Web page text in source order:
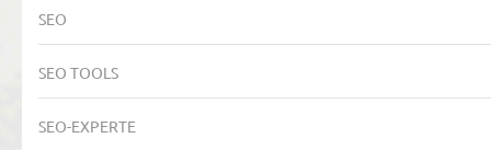
SEO
SEO TOOLS
SEO-EXPERTE